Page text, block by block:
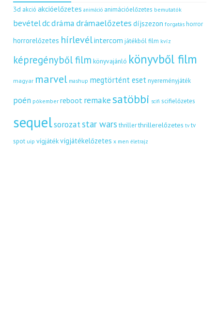
3d akció akcióelőzetes animáció animációelőzetes bemutatók
bevételdcdráma drámaelőzetes díjszezon forgatás horror
horrorelőzetes hírlevélintercom játékból film kvíz
képregényből film könyvajánló könyvből film
magyar marvel mashup megtörtént eset nyereményjáték
poén pókember reboot remakesatöbbi scifi scifielőzetes
sequelsorozatstar wars thriller thrillerelőzetes tv tv
spot uip vígjátékvígjátékelőzetes x men életrajz